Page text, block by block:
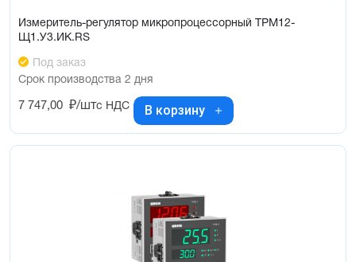
Измеритель-регулятор микропроцессорный ТРМ12-
Щ1.У3.ИК.RS
Под заказ
Срок производства 2 дня
7 747,00 ₽/штс НДС В корзину